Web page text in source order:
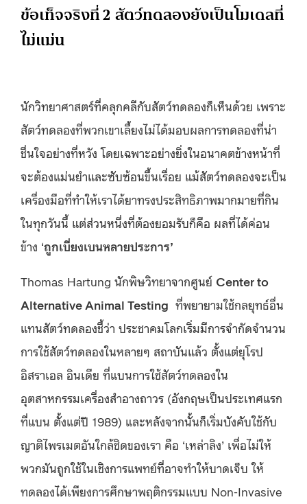
ข้อเท็จจริงที่ 2 สัตว์ทดลองยังเป็นโมเดลที่
ไม่แม่น
นักวิทยาศาสตร์ที่คลุกคลีกับสัตว์ทดลองก็เห็นด้วย เพราะ
สัตว์ทดลองที่พวกเขาเลี้ยงไม่ได้มอบผลการทดลองที่น่า
ชื่นใจอย่างที่หวัง โดยเฉพาะอย่างยิ่งในอนาคตข้างหน้าที่
จะต้องแม่นยำและซับซ้อนขึ้นเรื่อย แม้สัตว์ทดลองจะเป็น
เครื่องมือที่ทำให้เราได้ยาทรงประสิทธิภาพมากมายที่กิน
ในทุกวันนี้ แต่ส่วนหนึ่งที่ต้องยอมรับก็คือ ผลที่ได้ค่อน
ข้าง ‘ถูกเบี่ยงเบนหลายประการ’
Thomas Hartung นักพิษวิทยาจากศูนย์ Center to
Alternative Animal Testing ที่พยายามใช้กลยุทธ์อื่น
แทนสัตว์ทดลองชี้ว่า ประชาคมโลกเริ่มมีการจำกัดจำนวน
การใช้สัตว์ทดลองในหลายๆ สถาบันแล้ว ตั้งแต่ยุโรป
อิสราเอล อินเดีย ที่แบนการใช้สัตว์ทดลองใน
อุตสาหกรรมเครื่องสำอางถาวร (อังกฤษเป็นประเทศแรก
ที่แบน ตั้งแต่ปี 1989) และหลังจากนั้นก็เริ่มบังคับใช้กับ
ญาติไพรเมตอันใกล้ชิดของเรา คือ ‘เหล่าลิง’ เพื่อไม่ให้
พวกมันถูกใช้ในเชิงการแพทย์ที่อาจทำให้บาดเจ็บ ให้
ทดลองได้เพียงการศึกษาพฤติกรรมแบบ Non-Invasive